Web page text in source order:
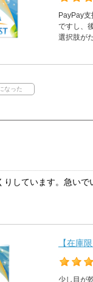
PayPay
ですし、
選択肢が
しています。急いで
【在庫
少し目が